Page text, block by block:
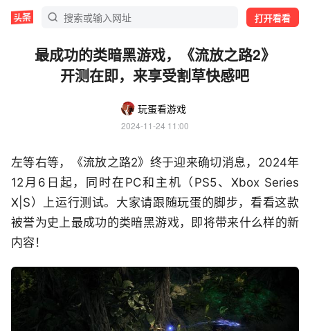
打开看看
最成功的类暗黑游戏，《流放之路2》
开测在即，来享受割草快感吧
玩蛋看游戏
2024-11-24 11:00
左等右等，《流放之路2》终于迎来确切消息，2024年
12月6日起，同时在PC和主机（PS5、Xbox Series
X|S）上运行测试。大家请跟随玩蛋的脚步，看看这款
被誉为史上最成功的类暗黑游戏，即将带来什么样的新
内容！